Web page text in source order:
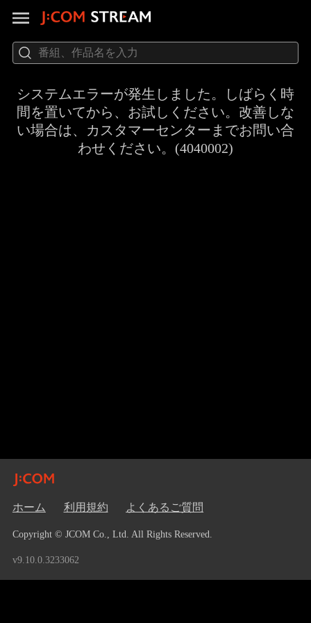
システムエラーが発生しました。しばらく時
間を置いてから、お試しください。改善しな
い場合は、カスタマーセンターまでお問い合
わせください。(4040002)
ホーム 利用規約 よくあるご質問
Copyright © JCOM Co., Ltd. All Rights Reserved.
v9.10.0.3233062